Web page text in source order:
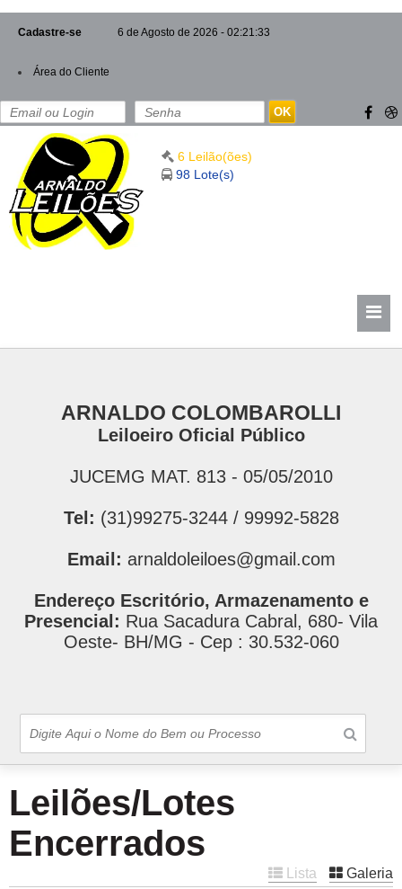
Cadastre-se 6 de Agosto de 2026 - 02:21:33
Área do Cliente
OK
6 Leilão(ões)
98 Lote(s)
ARNALDO COLOMBAROLLI
Leiloeiro Oficial Público
JUCEMG MAT. 813 - 05/05/2010
Tel: (31)99275-3244 / 99992-5828
Email: arnaldoleiloes@gmail.com
Endereço Escritório, Armazenamento e
Presencial: Rua Sacadura Cabral, 680- Vila
Oeste- BH/MG - Cep : 30.532-060
Leilões/Lotes
Encerrados
Lista Galeria